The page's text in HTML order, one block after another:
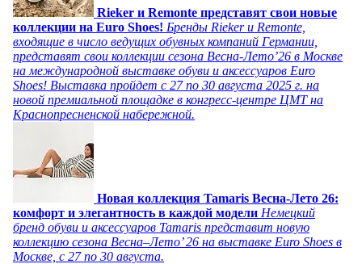
Rieker и Remonte представят свои новые
коллекции на Euro Shoes! Бренды Rieker и Remonte,
входящие в число ведущих обувных компаний Германии,
представят свои коллекции сезона Весна-Лето’26 в Москве
на международной выставке обуви и аксессуаров Euro
Shoes! Выставка пройдет c 27 по 30 августа 2025 г. на
новой премиальной площадке в конгресс-центре ЦМТ на
Краснопресненской набережной.
Новая коллекция Tamaris Весна-Лето 26:
комфорт и элегантность в каждой модели Немецкий
бренд обуви и аксессуаров Tamaris представит новую
коллекцию сезона Весна–Лето’ 26 на выставке Euro Shoes в
Москве, с 27 по 30 августа.